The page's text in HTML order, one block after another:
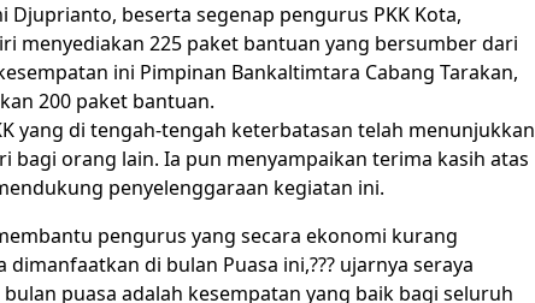
Djuprianto, beserta segenap pengurus PKK Kota,
menyediakan 225 paket bantuan yang bersumber dari
ini Pimpinan Bankaltimtara Cabang Tarakan,
200 paket bantuan.
yang di tengah-tengah keterbatasan telah menunjukkan
bagi orang lain. Ia pun menyampaikan terima kasih atas
penyelenggaraan kegiatan ini.
pengurus yang secara ekonomi kurang
di bulan Puasa ini,??? ujarnya seraya
puasa adalah kesempatan yang baik bagi seluruh